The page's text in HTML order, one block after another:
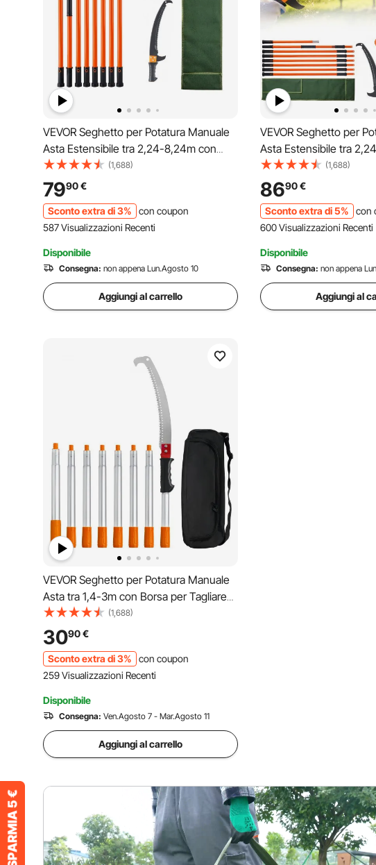
VEVOR Seghetto per Potatura Manuale
Asta Estensibile tra 2,24-8,24m con
Borsa per Tagliare Segare Rami Boschi
Alberi in Altezza, Troncarami Manuale
5,1kg Palo Estensibile in Fibra di Vetro
Lama Curva
(1,688)
7990€
Sconto extra di 3%
con coupon
587 Visualizzazioni Recenti
Disponibile
Consegna: non appena Lun.Agosto 10
Aggiungi al carrello
VEVOR Seghetto per
Asta Estensibile tra
Borsa per Tagliare
Alberi in Altezza,
5,9kg Palo Estensibile in
Lama Curva
(1,688)
8690€
Sconto extra di 5%
con
600 Visualizzazioni Recenti
Disponibile
Consegna: non appena
Aggiungi al
VEVOR Seghetto per Potatura Manuale
Asta tra 1,4-3m con Borsa per Tagliare
Segare Rami Boschi Alberi in Altezza,
Troncarami Manuale con 8 Pali Lega di
Alluminio Lama Curva, Seghetto
Troncarami Manuale
(1,688)
3090€
Sconto extra di 3%
con coupon
259 Visualizzazioni Recenti
Disponibile
Consegna: Ven.Agosto 7 - Mar.Agosto 11
Aggiungi al carrello